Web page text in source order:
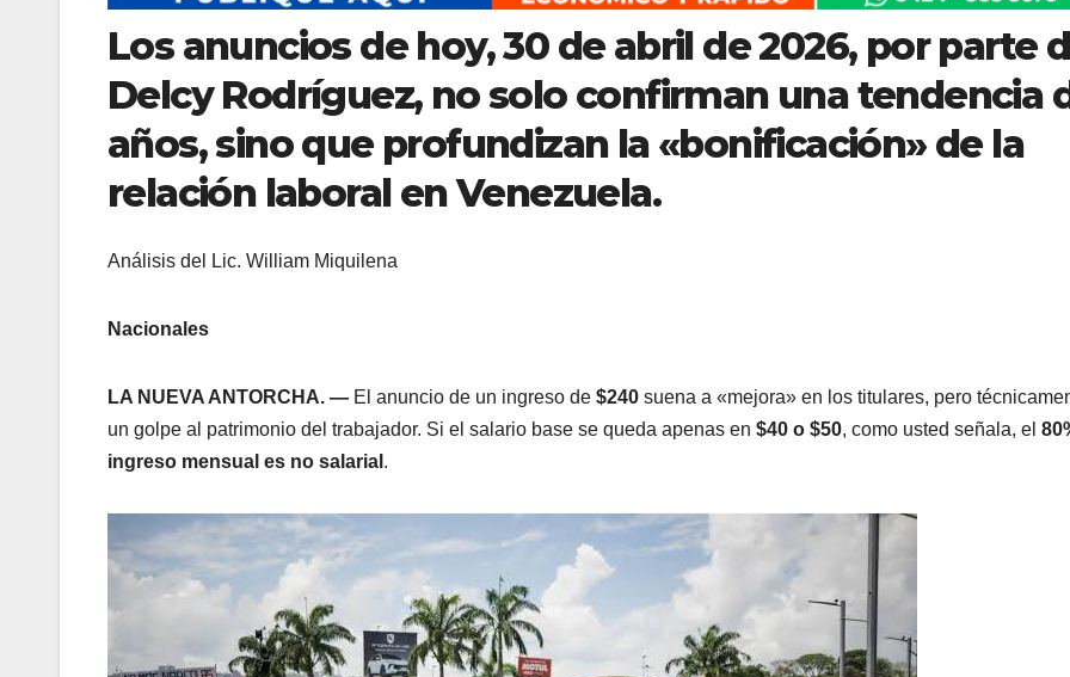
Los anuncios de hoy, 30 de abril de 2026, por parte
Delcy Rodríguez, no solo confirman una tendencia
años, sino que profundizan la «bonificación» de la
relación laboralen Venezuela.
Análisis del Lic. William Miquilena
Nacionales
LA NUEVA ANTORCHA. — El anuncio de un ingreso de $240 suena a «mejora» en los titulares, pero
un golpe al patrimonio del trabajador. Si el salario base se queda apenas en $40 o $50, como usted señala, el
ingreso mensual es no salarial .